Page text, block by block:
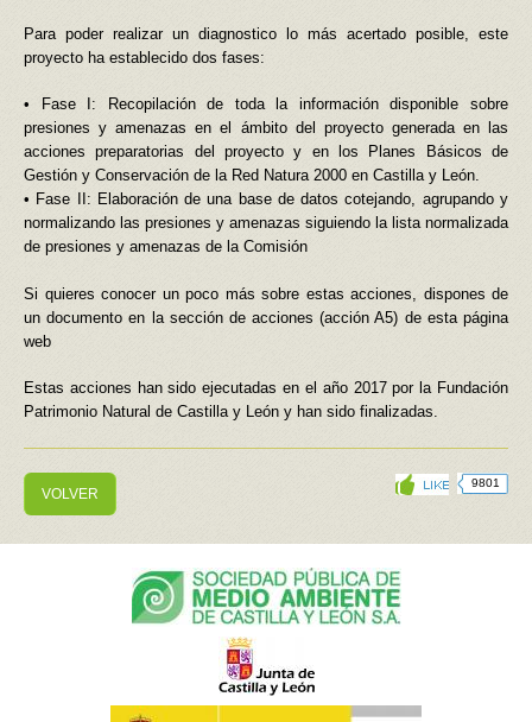
Para poder realizar un diagnostico lo más acertado posible, este
proyecto ha establecido dos fases:
• Fase I: Recopilación de toda la información disponible sobre
presiones y amenazas en el ámbito del proyecto generada en las
acciones preparatorias del proyecto y en los Planes Básicos de
Gestión y Conservación de la Red Natura 2000 en Castilla y León.
• Fase II: Elaboración de una base de datos cotejando, agrupando y
normalizando las presiones y amenazas siguiendo la lista normalizada
de presiones y amenazas de la Comisión
Si quieres conocer un poco más sobre estas acciones, dispones de
un documento en la sección de acciones (acción A5) de esta página
web
Estas acciones han sido ejecutadas en el año 2017 por la Fundación
Patrimonio Natural de Castilla y León y han sido finalizadas.
VOLVER
9801